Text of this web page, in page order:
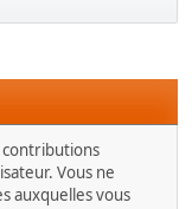
contributions
Vous ne
auxquelles vous